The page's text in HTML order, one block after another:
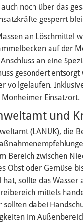
noch über das
gesperrt
an Löschmittel
auf der
an eine
gesondert
vollgelaufen.
Einsatzort.
und
(LANUK), die
Bereich zwischen
Obst oder Gemüse
hat, sollte das Wasser
mittels
sollten dabei
im